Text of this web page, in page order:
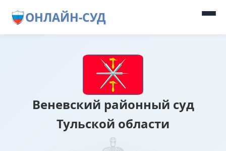
ОНЛАЙН-СУД
Веневский районный суд
Тульской области